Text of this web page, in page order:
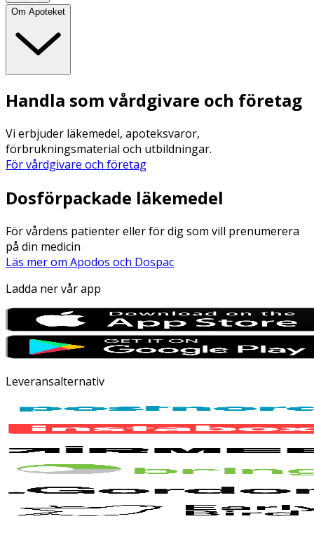
Om Apoteket
Handla som vårdgivare och företag
Vi erbjuder läkemedel, apoteksvaror,
förbrukningsmaterial och utbildningar.
För vårdgivare och företag
Dosförpackade läkemedel
För vårdens patienter eller för dig som vill prenumerera
på din medicin
Läs mer om Apodos och Dospac
Ladda ner vår app
Leveransalternativ